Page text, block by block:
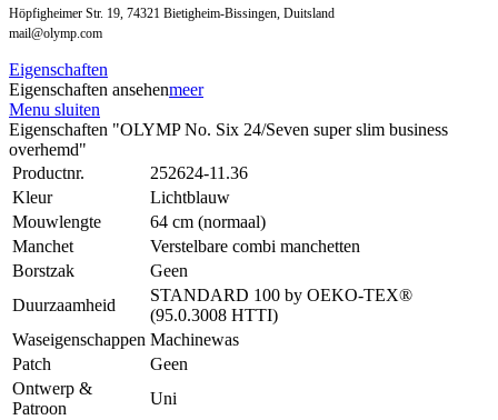
Höpfigheimer Str. 19, 74321 Bietigheim-Bissingen, Duitsland
mail@olymp.com
Eigenschaften
Eigenschaften ansehenmeer
Menu sluiten
Eigenschaften "OLYMP No. Six 24/Seven super slim business
overhemd"
Productnr.
252624-11.36
Kleur
Lichtblauw
Mouwlengte
64 cm (normaal)
Manchet
Verstelbare combi manchetten
Borstzak
Geen
Duurzaamheid
STANDARD 100 by OEKO-TEX®
(95.0.3008 HTTI)
Waseigenschappen Machinewas
Patch
Geen
Ontwerp &
Patroon
Uni